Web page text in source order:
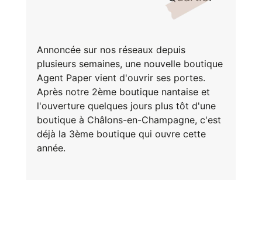
Annoncée sur nos réseaux depuis
plusieurs semaines, une nouvelle boutique
Agent Paper vient d'ouvrir ses portes.
Après notre 2ème boutique nantaise et
l'ouverture quelques jours plus tôt d'une
boutique à Châlons-en-Champagne, c'est
déjà la 3ème boutique qui ouvre cette
année.